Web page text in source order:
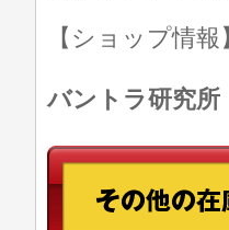
【ショップ情
バントラ研究